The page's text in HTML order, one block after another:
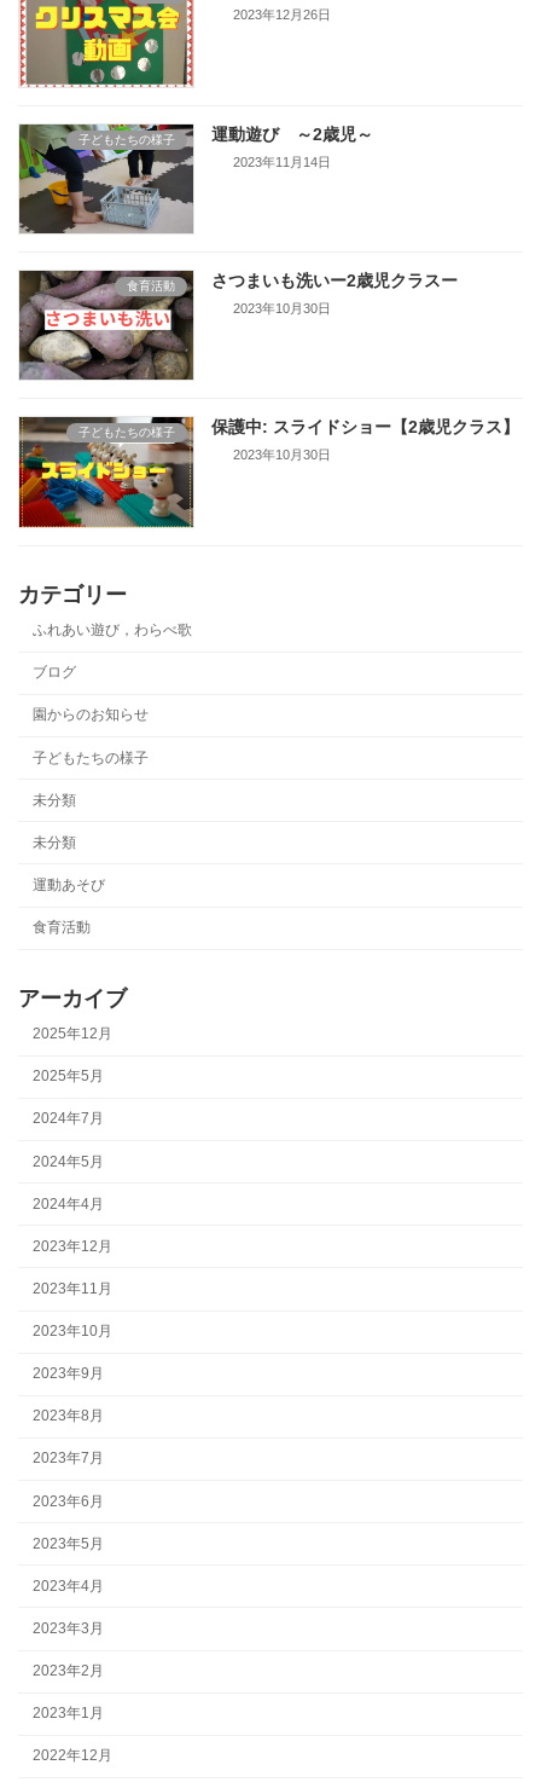
2023年12月26日
子どもたちの様子 運動遊び ～2歳児～
2023年11月14日
食育活動 さつまいも洗いー2歳児クラスー
2023年10月30日
子どもたちの様子 保護中: スライドショー【2歳児クラス】
2023年10月30日
カテゴリー
ふれあい遊び，わらべ歌
ブログ
園からのお知らせ
子どもたちの様子
未分類
未分類
運動あそび
食育活動
アーカイブ
2025年12月
2025年5月
2024年7月
2024年5月
2024年4月
2023年12月
2023年11月
2023年10月
2023年9月
2023年8月
2023年7月
2023年6月
2023年5月
2023年4月
2023年3月
2023年2月
2023年1月
2022年12月